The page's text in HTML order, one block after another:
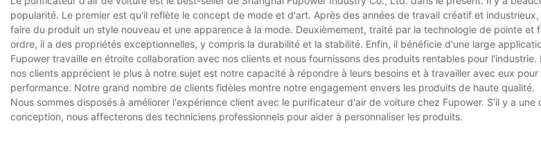
popularité. Le premier est qu'il reflète le concept de mode et d'art. Après des années de travail créatif et
faire du produit un style nouveau et une apparence à la mode. Deuxièmement, traité par la technologie de pointe et
ordre, il a des propriétés exceptionnelles, y compris la durabilité et la stabilité. Enfin, il bénéficie d'une large
Fupower travaille en étroite collaboration avec nos clients et nous fournissons des produits rentables pour
nos clients apprécient le plus à notre sujet est notre capacité à répondre à leurs besoins et à travailler avec eux
performance. Notre grand nombre de clients fidèles montre notre engagement envers les produits de haute qualité.
Nous sommes disposés à améliorer l'expérience client avec le purificateur d'air de voiture chez Fupower. S'il y a
conception, nous affecterons des techniciens professionnels pour aider à personnaliser les produits.